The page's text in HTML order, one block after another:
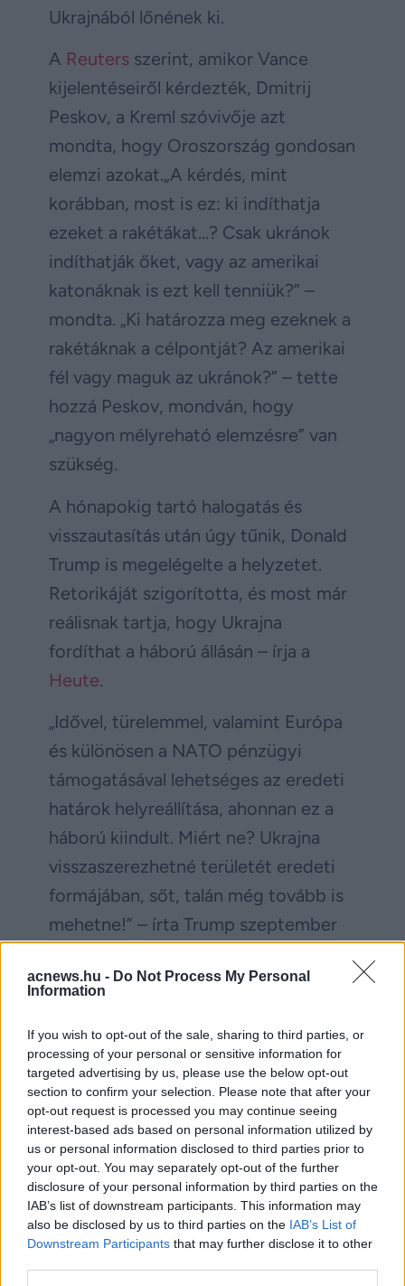
acnews.hu - Do Not Process My Personal
Information
If you wish to opt-out of the sale, sharing to third parties, or
processing of your personal or sensitive information for
targeted advertising by us, please use the below opt-out
section to confirm your selection. Please note that after your
opt-out request is processed you may continue seeing
interest-based ads based on personal information utilized by
us or personal information disclosed to third parties prior to
your opt-out. You may separately opt-out of the further
disclosure of your personal information by third parties on the
IAB’s list of downstream participants. This information may
also be disclosed by us to third parties on the IAB’s List of
Downstream Participants that may further disclose it to other
Ukrajnából lőnének ki.
A Reuters szerint, amikor Vance
kijelentéseiről kérdezték, Dmitrij
Peskov, a Kreml szóvivője azt
mondta, hogy Oroszország gondosan
elemzi azokat.„A kérdés, mint
korábban, most is ez: ki indíthatja
ezeket a rakétákat…? Csak ukránok
indíthatják őket, vagy az amerikai
katonáknak is ezt kell tenniük?” –
mondta. „Ki határozza meg ezeknek a
rakétáknak a célpontját? Az amerikai
fél vagy maguk az ukránok?” – tette
hozzá Peskov, mondván, hogy
„nagyon mélyreható elemzésre” van
szükség.
A hónapokig tartó halogatás és
visszautasítás után úgy tűnik, Donald
Trump is megelégelte a helyzetet.
Retorikáját szigorította, és most már
reálisnak tartja, hogy Ukrajna
fordíthat a háború állásán – írja a
Heute.
„Idővel, türelemmel, valamint Európa
és különösen a NATO pénzügyi
támogatásával lehetséges az eredeti
határok helyreállítása, ahonnan ez a
háború kiindult. Miért ne? Ukrajna
visszaszerezhetné területét eredeti
formájában, sőt, talán még tovább is
mehetne!” – írta Trump szeptember
egyúttal Putyint „papírtigrisnek”
Vasárnap este Zelenszkij az X
közösségi oldalon is megszólalt,
közvetve a hosszú hatótávolságú
fegyverekről is beszélt: „Beszéltünk
Trump elnökkel arról, mi késztetheti
Oroszországot álláspontja
megváltoztatására és a háború
befejezésére. A világnak vannak